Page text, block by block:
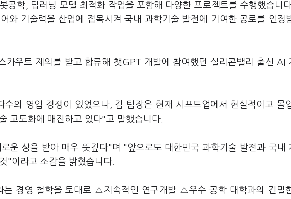
공학, 딥러닝 모델 최적화 작업을 포함해 다양한 프로젝트를 수행했습니
와 기술력을 산업에 접목시켜 국내 과학기술 발전에 기여한 공로를 인정
카우트 제의를 받고 합류해 챗GPT 개발에 참여했던 실리콘밸리 출신 AI
수의 영입 경쟁이 있었으나, 김 팀장은 현재 시프트업에서 현실적이고 몰
고도화에 매진하고 있다"고 말했습니다.
운 상을 받아 매우 뜻깊다"며 "앞으로도 대한민국 과학기술 발전과 국내
"이라고 소감을 밝혔습니다.
는 경영 철학을 토대로 △지속적인 연구개발 △우수 공학 대학과의 긴밀